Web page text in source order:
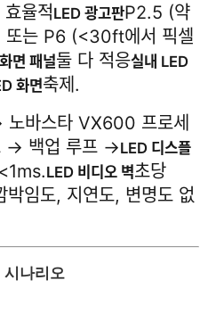
율적LED 광고판P2.5 (약
또는 P6 (<30ft에서 픽셀
면 패널둘 다 적응실내 LED
화면축제.
바스타 VX600 프로세
→ 백업 루프 →LED 디스플
LED 비디오 벽초당
임도, 지연도, 변명도 없
시나리오